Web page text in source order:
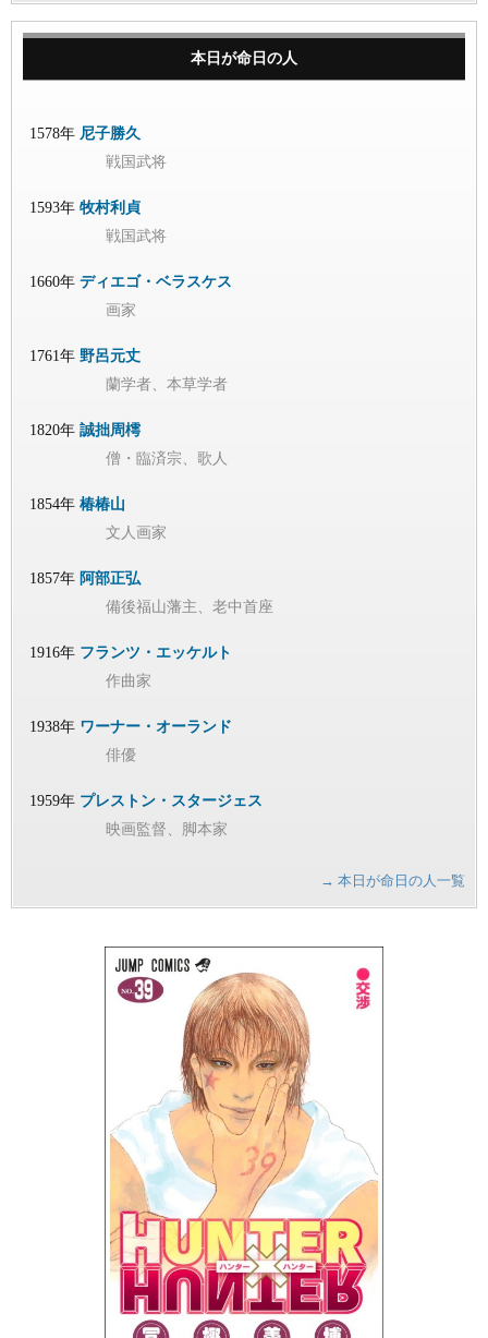
本日が命日の人
1578年 尼子勝久
戦国武将
1593年 牧村利貞
戦国武将
1660年 ディエゴ・ベラスケス
画家
1761年 野呂元丈
蘭学者、本草学者
1820年 誠拙周樗
僧・臨済宗、歌人
1854年 椿椿山
文人画家
1857年 阿部正弘
備後福山藩主、老中首座
1916年 フランツ・エッケルト
作曲家
1938年 ワーナー・オーランド
俳優
1959年 プレストン・スタージェス
映画監督、脚本家
→ 本日が命日の人一覧